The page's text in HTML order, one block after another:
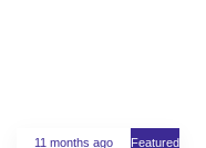
11 months ago Featured